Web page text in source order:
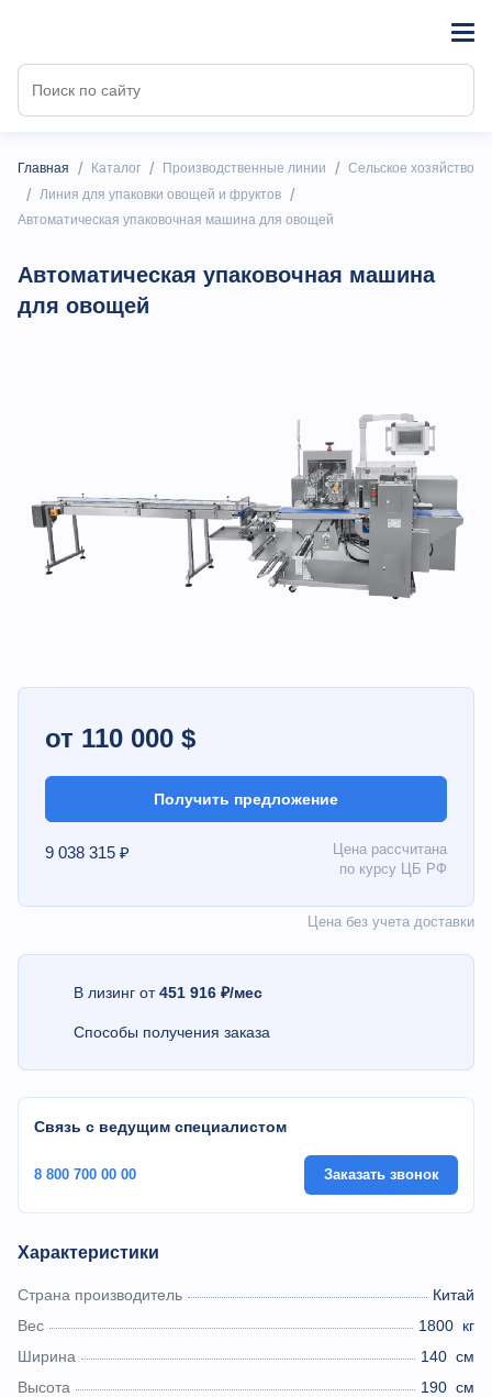
Главная / Каталог / Производственные линии / Сельское хозяйство
/ Линия для упаковки овощей и фруктов /
Автоматическая упаковочная машина для овощей
Автоматическая упаковочная машина
для овощей
Характеристики
Страна производитель
Китай
Вес
1800 кг
Ширина
140 см
Высота
190 см
от 110 000 $
Получить предложение
9 038 315 ₽
Цена рассчитана
по курсу ЦБ РФ
Цена без учета доставки
В лизинг от451 916 ₽/мес
Способы получения заказа
Связь с ведущим специалистом
8 800 700 00 00 Заказать звонок